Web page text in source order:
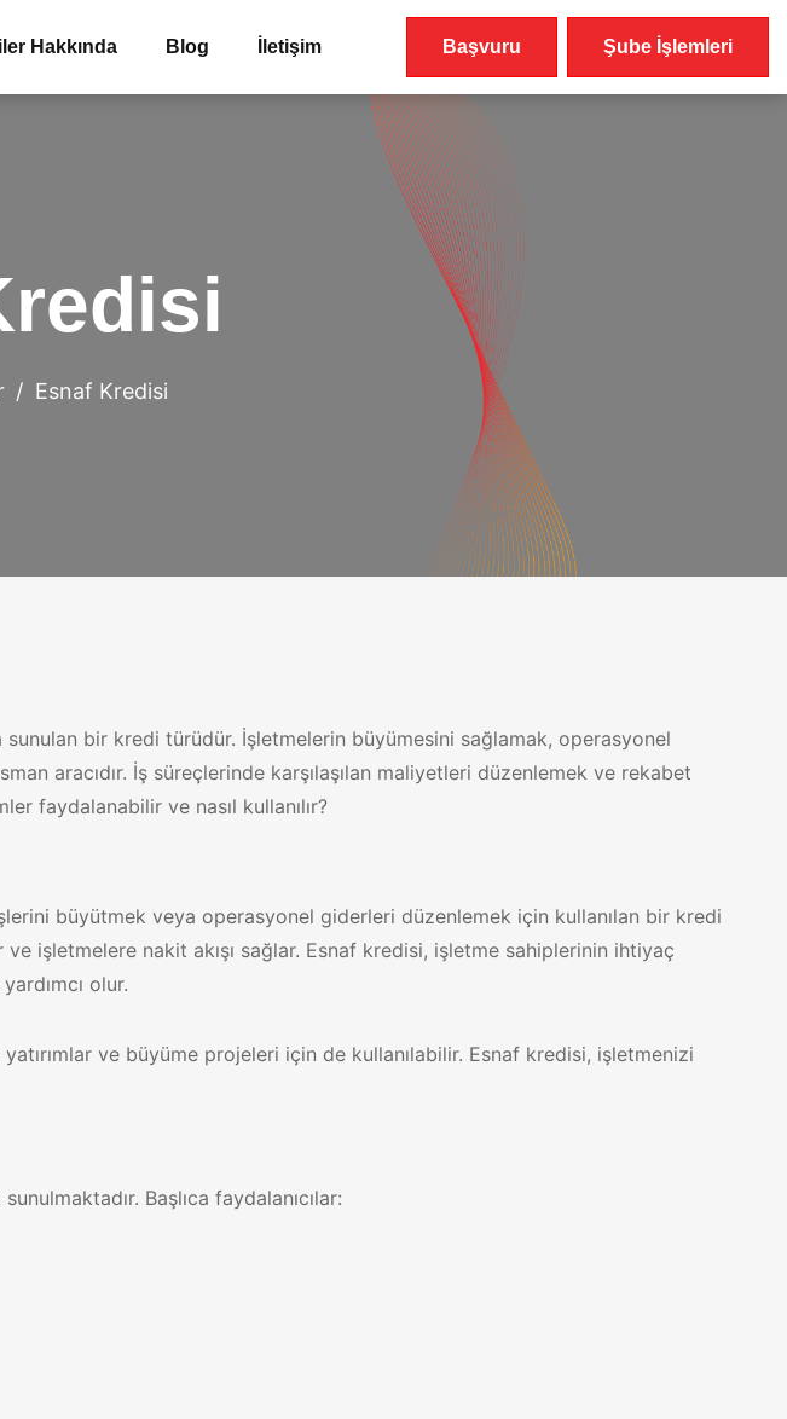
Hakkında Blog İletişim Başvuru Şube İşlemleri
Esnaf Kredisi
bir kredi türüdür. İşletmelerin büyümesini sağlamak, operasyonel
aracıdır. İş süreçlerinde karşılaşılan maliyetleri düzenlemek ve rekabet
faydalanabilir ve nasıl kullanılır?
büyütmek veya operasyonel giderleri düzenlemek için kullanılan bir kredi
işletmelere nakit akışı sağlar. Esnaf kredisi, işletme sahiplerinin ihtiyaç
olur.
ve büyüme projeleri için de kullanılabilir. Esnaf kredisi, işletmenizi
Başlıca faydalanıcılar: